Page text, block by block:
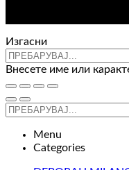
Изгасни
Внесете име или
Menu
Categories